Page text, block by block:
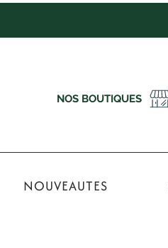
NOS BOUTIQUES
NOUVEAUTES